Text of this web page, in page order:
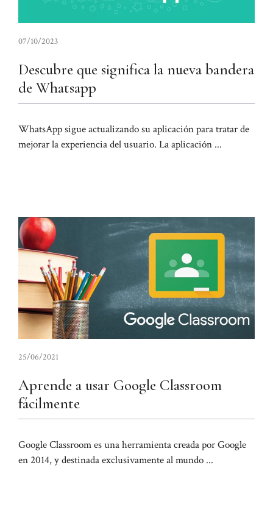
07/10/2023
Descubre que significa la nueva bandera
de Whatsapp
WhatsApp sigue actualizando su aplicación para tratar de
mejorar la experiencia del usuario. La aplicación ...
25/06/2021
Aprende a usar Google Classroom
fácilmente
Google Classroom es una herramienta creada por Google
en 2014, y destinada exclusivamente al mundo ...